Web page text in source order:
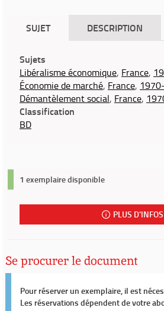
SUJET DESCRIPTION
Sujets
Libéralisme économique, France,
Économie de marché, France,
Démantèlement social, France,
Classification
BD
1 exemplaire disponible
PLUS D'INFOS
Se procurer le document
Pour réserver un exemplaire, il est
Les réservations dépendent de votre